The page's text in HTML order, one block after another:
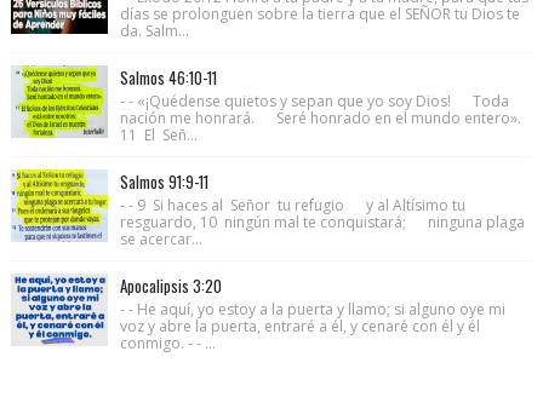
días se prolonguen sobre la tierra que el SEÑOR tu Dios te
da. Salm...
Salmos 46:10-11
- - «¡Quédense quietos y sepan que yo soy Dios! Toda
nación me honrará. Seré honrado en el mundo entero».
11 El Señ...
Salmos 91:9-11
- - 9 Si haces al Señor tu refugio y al Altísimo tu
resguardo, 10 ningún mal te conquistará; ninguna plaga
se acercar...
Apocalipsis 3:20
- - He aquí, yo estoy a la puerta y llamo; si alguno oye mi
voz y abre la puerta, entraré a él, y cenaré con él y él
conmigo. - - ...